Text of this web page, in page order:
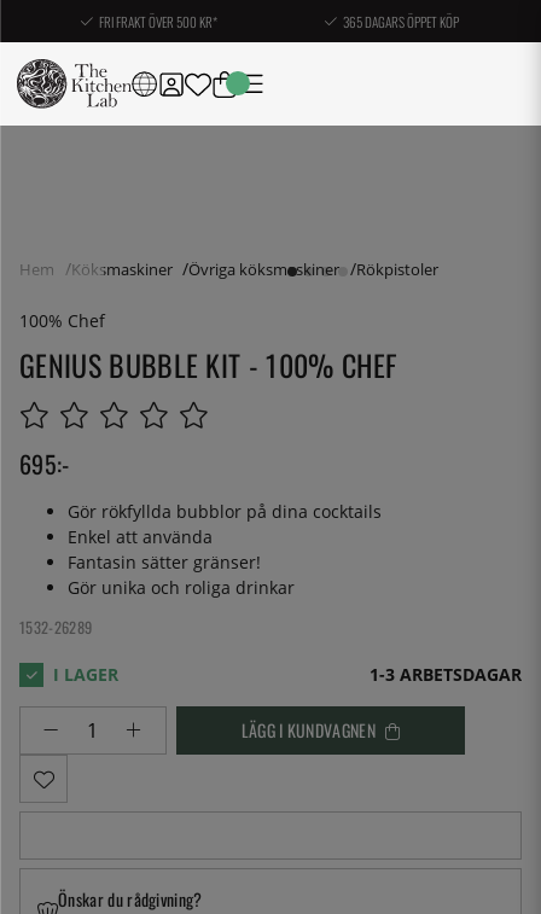
FRI FRAKT ÖVER 500 KR* 365 DAGARS ÖPPET KÖP
Hem Köksmaskiner Övriga köksmaskiner Rökpistoler
100% Chef
GENIUS BUBBLE KIT - 100% CHEF
695:-
Gör rökfyllda bubblor på dina cocktails
Enkel att använda
Fantasin sätter gränser!
Gör unika och roliga drinkar
1532-26289
1-3 ARBETSDAGAR
LÄGG I KUNDVAGNEN
Önskar du rådgivning?